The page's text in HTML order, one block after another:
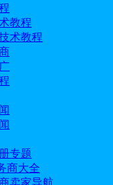
教程
术教程
专题
商大全
卖家导航
局拿来一批电子运单
文档，将单号粘贴进